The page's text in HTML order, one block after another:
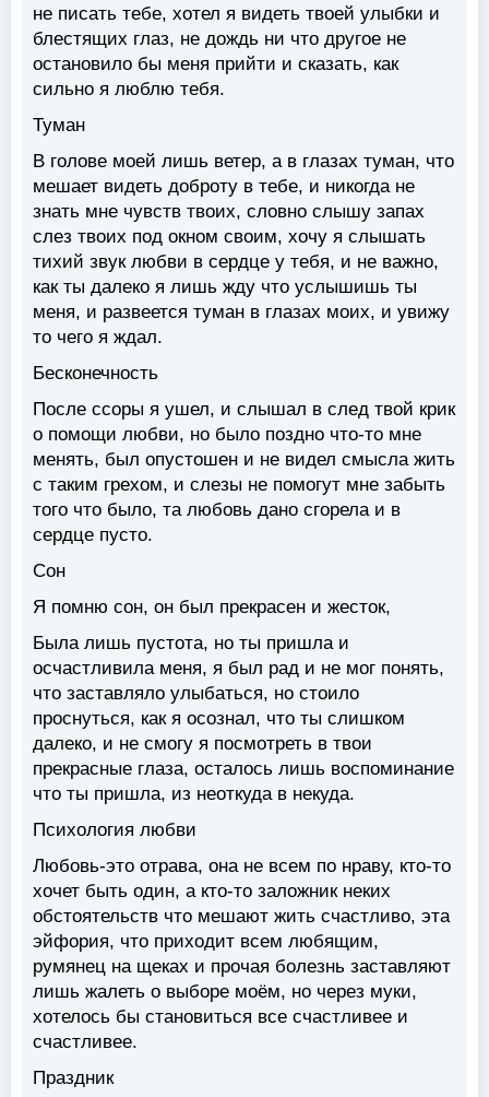
не писать тебе, хотел я видеть твоей улыбки и
блестящих глаз, не дождь ни что другое не
остановило бы меня прийти и сказать, как
сильно я люблю тебя.
Туман
В голове моей лишь ветер, а в глазах туман, что
мешает видеть доброту в тебе, и никогда не
знать мне чувств твоих, словно слышу запах
слез твоих под окном своим, хочу я слышать
тихий звук любви в сердце у тебя, и не важно,
как ты далеко я лишь жду что услышишь ты
меня, и развеется туман в глазах моих, и увижу
то чего я ждал.
Бесконечность
После ссоры я ушел, и слышал в след твой крик
о помощи любви, но было поздно что-то мне
менять, был опустошен и не видел смысла жить
с таким грехом, и слезы не помогут мне забыть
того что было, та любовь дано сгорела и в
сердце пусто.
Сон
Я помню сон, он был прекрасен и жесток,
Была лишь пустота, но ты пришла и
осчастливила меня, я был рад и не мог понять,
что заставляло улыбаться, но стоило
проснуться, как я осознал, что ты слишком
далеко, и не смогу я посмотреть в твои
прекрасные глаза, осталось лишь воспоминание
что ты пришла, из неоткуда в некуда.
Психология любви
Любовь-это отрава, она не всем по нраву, кто-то
хочет быть один, а кто-то заложник неких
обстоятельств что мешают жить счастливо, эта
эйфория, что приходит всем любящим,
румянец на щеках и прочая болезнь заставляют
лишь жалеть о выборе моём, но через муки,
хотелось бы становиться все счастливее и
счастливее.
Праздник